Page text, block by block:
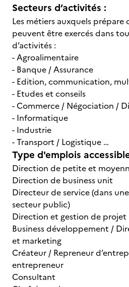
Secteurs d’activités :
Les métiers auxquels
peuvent être exercés dans
d’activités :
- Agroalimentaire
- Banque / Assurance
- Edition, communication,
- Etudes et conseils
- Commerce / Négociation /
- Informatique
- Industrie
- Transport / Logistique …
Type d'emplois
Direction de petite et
Direction de business unit
Directeur de service (dans
secteur public)
Direction et gestion de projet
Business développement /
et marketing
Créateur / Repreneur
entrepreneur
Consultant